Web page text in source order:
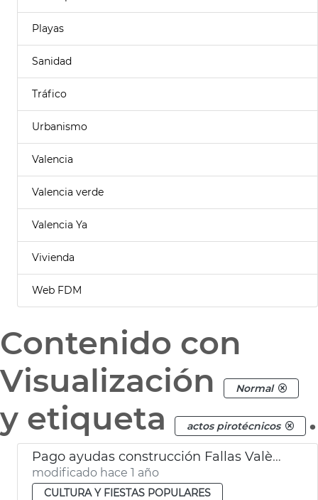
Playas
Sanidad
Tráfico
Urbanismo
Valencia
Valencia verde
Valencia Ya
Vivienda
Web FDM
Contenido con
Visualización
Normal
y etiqueta actos pirotécnicos .
Pago ayudas construcción Fallas València
modificado hace 1 año
CULTURA Y FIESTAS POPULARES